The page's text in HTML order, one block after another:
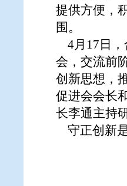
提供方便，
围。
4月17日，
会，交流前
创新思想，
促进会会长
长李通主持
守正创新